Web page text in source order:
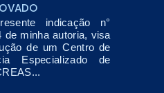
indicação n°
de minha autoria, visa
de um Centro de
Especializado de